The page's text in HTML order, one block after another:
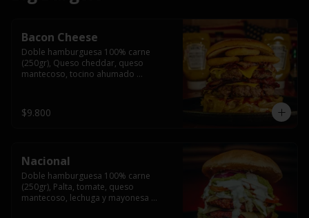
Bacon Cheese
Doble hamburguesa 100% carne
(250gr), Queso cheddar, queso
mantecoso, tocino ahumado
brioche y acompañado de papas
fritas.
$9.800
Nacional
Doble hamburguesa 100% carne
(250gr), Palta, tomate, queso
mantecoso, lechuga y mayonesa